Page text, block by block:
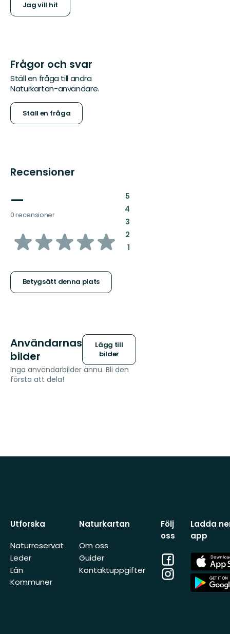
Jag vill hit
Frågor och svar
Ställ en fråga till andra
Naturkartan-användare.
Ställ en fråga
Recensioner
—
0 recensioner
av
stjärnor
Betygsätt denna plats
5:
4:
3:
2:
1:
Användarnas
bilder
Lägg till
bilder
Inga användarbilder ännu. Bli den
första att dela!
Utforska
Naturreservat
Leder
Län
Kommuner
Naturkartan
Om oss
Guider
Kontaktuppgifter
Följ
oss
Facebook
Instagram
Ladda
app
App
Store
App
Store